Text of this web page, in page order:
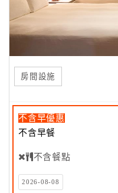
房間設施
不含早優惠
不含早餐
不含餐點
2026-08-08